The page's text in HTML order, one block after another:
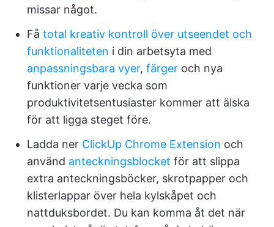
missar något.
Få total kreativ kontroll över utseendet och
funktionaliteten i din arbetsyta med
anpassningsbara vyer, färger och nya
funktioner varje vecka som
produktivitetsentusiaster kommer att älska
för att ligga steget före.
Ladda ner ClickUp Chrome Extension och
använd anteckningsblocket för att slippa
extra anteckningsböcker, skrotpapper och
klisterlappar över hela kylskåpet och
nattduksbordet. Du kan komma åt det när